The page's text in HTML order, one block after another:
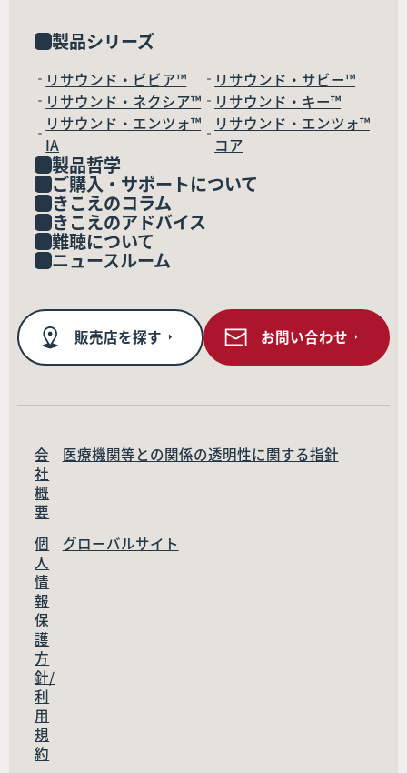
製品シリーズ
リサウンド・ビビア™
リサウンド・サビー™
リサウンド・ネクシア™
リサウンド・キー™
リサウンド・エンツォ™
IA
リサウンド・エンツォ™
コア
製品哲学
ご購入・サポートについて
きこえのコラム
きこえのアドバイス
難聴について
ニュースルーム
販売店を探す お問い合わせ
会
社
概
要
医療機関等との関係の透明性に関する指針
個
人
情
報
保
護
方
針/
利
用
規
約
グローバルサイト